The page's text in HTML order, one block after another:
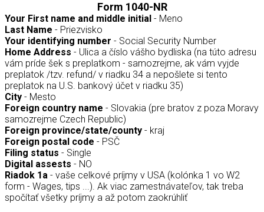
Form 1040-NR
Your First name and middle initial - Meno
Last Name - Priezvisko
Your identifying number - Social Security Number
Home Address - Ulica a číslo vášho bydliska (na túto adresu
vám príde šek s preplatkom - samozrejme, ak vám vyjde
preplatok /tzv. refund/ v riadku 34 a nepošlete si tento
preplatok na U.S. bankový účet v riadku 35)
City - Mesto
Foreign country name - Slovakia (pre bratov z poza Moravy
samozrejme Czech Republic)
Foreign province/state/county - kraj
Foreign postal code - PSČ
Filing status - Single
Digital assests - NO
Riadok 1a - vaše celkové príjmy v USA (kolónka 1 vo W2
form - Wages, tips ...). Ak viac zamestnávateľov, tak treba
spočítať všetky príjmy a až potom zaokrúhliť